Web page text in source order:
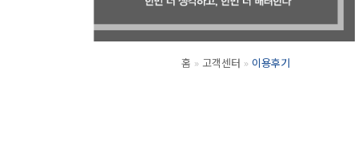
홈 고객센터 이용후기